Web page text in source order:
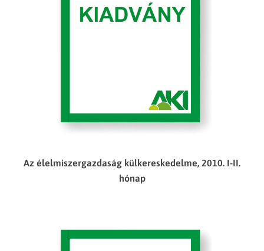
Az élelmiszergazdaság külkereskedelme, 2010. I-II.
hónap